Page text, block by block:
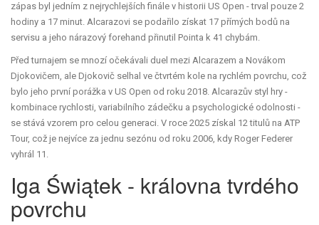
zápas byl jedním z nejrychlejších finále v historii US Open - trval pouze 2
hodiny a 17 minut. Alcarazovi se podařilo získat 17 přímých bodů na
servisu a jeho nárazový forehand přinutil Pointa k 41 chybám.
Před turnajem se mnozí očekávali duel mezi Alcarazem a Novákom
Djokovičem, ale Djokovič selhal ve čtvrtém kole na rychlém povrchu, což
bylo jeho první porážka v US Open od roku 2018. Alcarazův styl hry -
kombinace rychlosti, variabilního zádečku a psychologické odolnosti -
se stává vzorem pro celou generaci. V roce 2025 získal 12 titulů na ATP
Tour, což je nejvíce za jednu sezónu od roku 2006, kdy Roger Federer
vyhrál 11.
Iga Świątek - královna tvrdého
povrchu